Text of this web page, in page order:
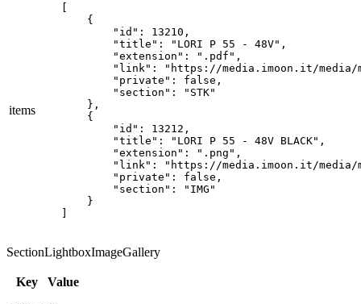
items
[
    {
        "id": 13210,
        "title": "LORI P 55 - 48V",
        "extension": ".pdf",
"link": "https://media.imoon.it/
        "private": false,
        "section": "STK"
    },
    {
        "id": 13212,
        "title": "LORI P 55 - 48V BLACK",
        "extension": ".png",
"link": "https://media.imoon.it/
        "private": false,
        "section": "IMG"
    }
]
SectionLightboxImageGallery
Key
Value